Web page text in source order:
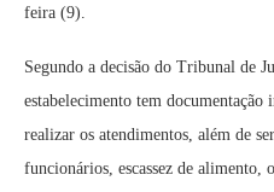
feira (9).
Segundo a decisão do Tribunal de
estabelecimento tem
realizar os atendimentos, além de
funcionários, escassez de alimento,